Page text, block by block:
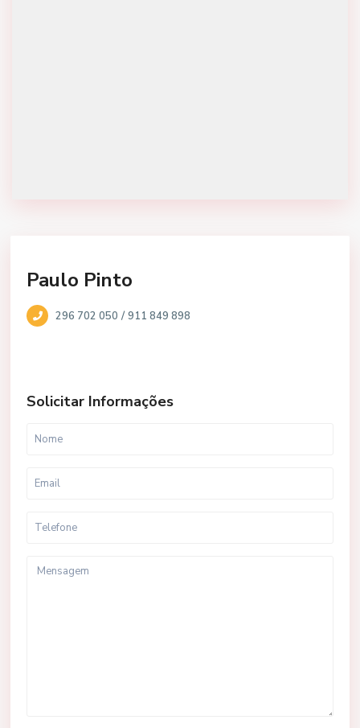
Paulo Pinto
296 702 050 /911 849 898
Solicitar Informações